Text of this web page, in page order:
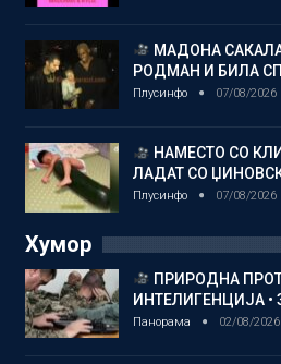
МАДОНА
РОДМАН И БИЛА
Плусинфо 07/08/2026
НАМЕСТО СО
ЛАДАТ СО
Плусинфо 07/08/2026
Хумор
ПРИРОДНА
ИНТЕЛИГЕНЦИЈА •
Панорама 02/08/2026